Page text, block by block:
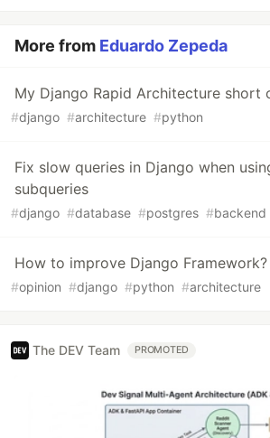
More from Eduardo Zepeda
My Django Rapid Architecture short
#django #architecture #python
Fix slow queries in Django when
subqueries
#django #database #postgres #backend
How to improve Django Framework?
#opinion #django #python #architecture
The DEV Team PROMOTED